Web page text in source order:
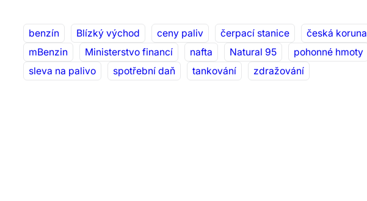
benzín Blízký východ ceny paliv čerpací stanice česká koruna
mBenzin
Ministerstvo financí nafta Natural 95 pohonné hmoty
sleva na palivo
spotřební daň tankování zdražování